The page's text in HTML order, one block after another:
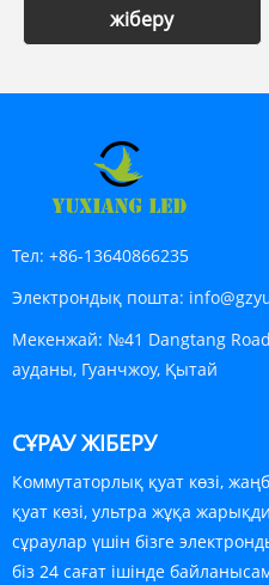
жіберу
Тел: +86-13640866235
Электрондық пошта:
Мекенжай: №41 Dangtang
ауданы, Гуанчжоу, Қытай
СҰРАУ ЖІБЕРУ
Коммутаторлық қуат көзі,
қуат көзі, ультра жұқа
сұраулар үшін бізге
біз 24 сағат ішінде